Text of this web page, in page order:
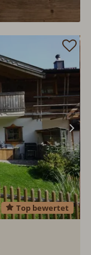
Top bewertet